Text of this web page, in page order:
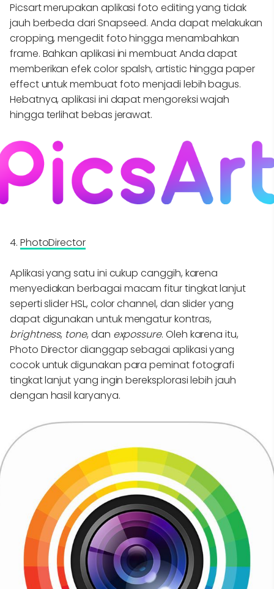
Picsart merupakan aplikasi foto editing yang tidak
jauh berbeda dari Snapseed. Anda dapat melakukan
cropping, mengedit foto hingga menambahkan
frame. Bahkan aplikasi ini membuat Anda dapat
memberikan efek color spalsh, artistic hingga paper
effect untuk membuat foto menjadi lebih bagus.
Hebatnya, aplikasi ini dapat mengoreksi wajah
hingga terlihat bebas jerawat.
4. PhotoDirector
Aplikasi yang satu ini cukup canggih, karena
menyediakan berbagai macam fitur tingkat lanjut
seperti slider HSL, color channel, dan slider yang
dapat digunakan untuk mengatur kontras,
brightness, tone, dan expossure. Oleh karena itu,
Photo Director dianggap sebagai aplikasi yang
cocok untuk digunakan para peminat fotografi
tingkat lanjut yang ingin bereksplorasi lebih jauh
dengan hasil karyanya.